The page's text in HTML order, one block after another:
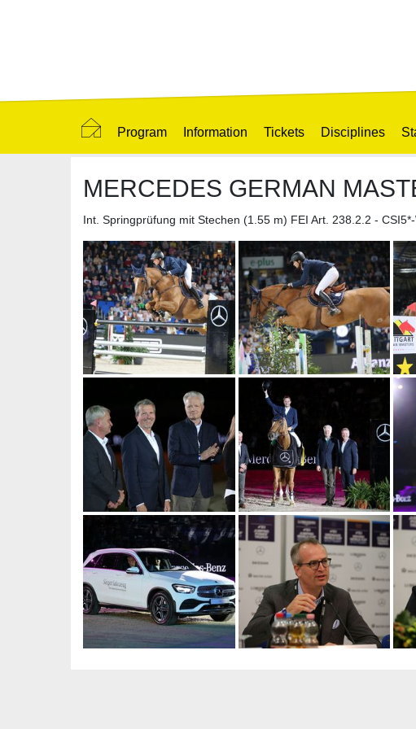
Program Information Tickets Disciplines
MERCEDES GERMAN
Int. Springprüfung mit Stechen (1.55 m) FEI Art. 238.2.2 -